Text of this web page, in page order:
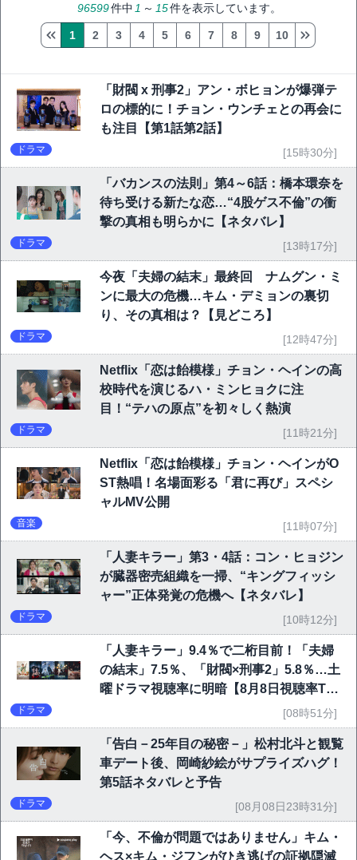
96599件中1 ～ 15件を表示しています。
1 2 3 4 5 6 7 8 9 10
「財閥 x 刑事2」アン・ボヒョンが爆弾テ
ロの標的に！チョン・ウンチェとの再会に
も注目【第1話第2話】
ドラマ [15時30分]
「バカンスの法則」第4～6話：橋本環奈を
待ち受ける新たな恋…“4股ゲス不倫”の衝
撃の真相も明らかに【ネタバレ】
ドラマ [13時17分]
今夜「夫婦の結末」最終回 ナムグン・ミ
ンに最大の危機…キム・デミョンの裏切
り、その真相は？【見どころ】
ドラマ [12時47分]
Netflix「恋は飴模様」チョン・ヘインの高
校時代を演じるハ・ミンヒョクに注
目！“テハの原点”を初々しく熱演
ドラマ [11時21分]
Netflix「恋は飴模様」チョン・ヘインがO
ST熱唱！名場面彩る「君に再び」スペシ
ャルMV公開
音楽 [11時07分]
「人妻キラー」第3・4話：コン・ヒョジン
が臓器密売組織を一掃、“キングフィッシ
ャー”正体発覚の危機へ【ネタバレ】
ドラマ [10時12分]
「人妻キラー」9.4％で二桁目前！「夫婦
の結末」7.5％、「財閥×刑事2」5.8％…土
曜ドラマ視聴率に明暗【8月8日視聴率TO
ドラマ [08時51分]
「告白－25年目の秘密－」松村北斗と観覧
車デート後、岡崎紗絵がサプライズハグ！
第5話ネタバレと予告
ドラマ [08月08日23時31分]
「今、不倫が問題ではありません」キム・
ヘス×キム・ジフンがひき逃げの証拠隠滅